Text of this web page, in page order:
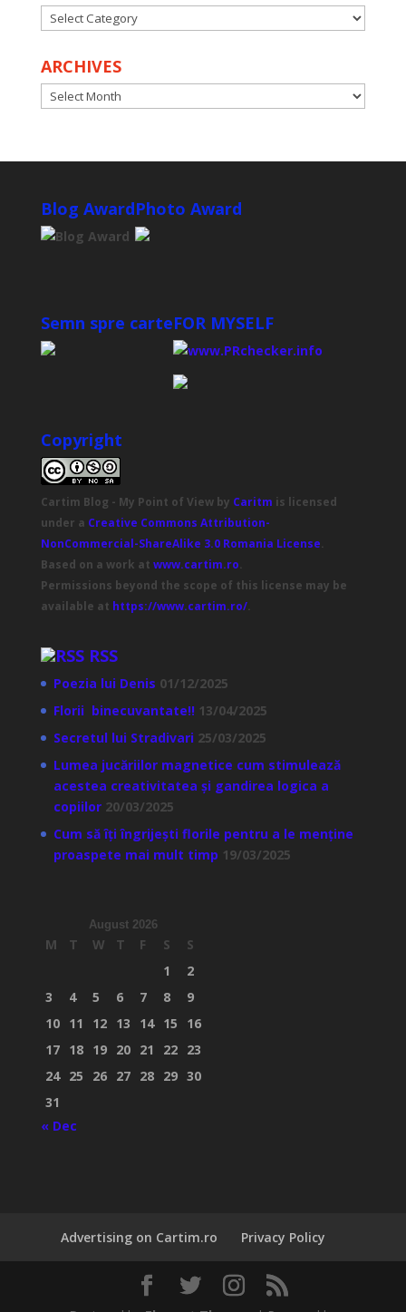
CATEGORIES
ARCHIVES
ARCHIVES
Blog AwardPhoto Award
Semn spre carteFOR MYSELF
Copyright
Cartim Blog - My Point of Viewby Caritm is licensed
under a Creative Commons Attribution-
NonCommercial-ShareAlike 3.0 Romania License.
Based on a work at www.cartim.ro.
Permissions beyond the scope of this license may be
available at https://www.cartim.ro/.
RSS
Poezia lui Denis 01/12/2025
Florii binecuvantate!! 13/04/2025
Secretul lui Stradivari 25/03/2025
Lumea jucăriilor magnetice cum stimulează
acestea creativitatea și gandirea logica a
copiilor 20/03/2025
Cum să îți îngrijești florile pentru a le menține
proaspete mai mult timp 19/03/2025
August 2026
M T W T F S
S
1
2
3
4 5 6 7 8
9
10 11 12 13 14 15
16
17 18 19 20 21 22 23
24 25 26 27 28 29 30
31
« Dec
Advertising on Cartim.ro Privacy Policy